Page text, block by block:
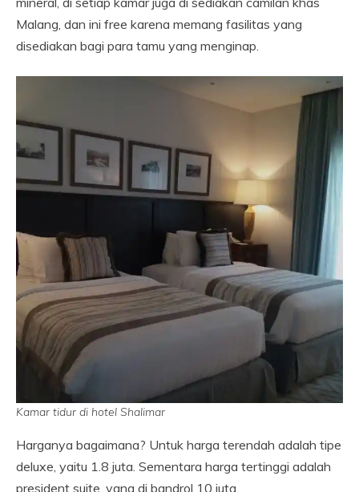
Malang, dan ini free karena memang fasilitas yang
disediakan bagi para tamu yang menginap.
Kamar tidur di hotel Shalimar
Harganya bagaimana? Untuk harga terendah adalah tipe
deluxe, yaitu 1.8 juta. Sementara harga tertinggi adalah
president suite, yang di bandrol 10 juta.